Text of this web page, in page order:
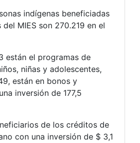
indígenas beneficiadas
MIES son 270.219 en el
están el programas de
niñas y adolescentes,
están en bonos y
inversión de 177,5
de los créditos de
con una inversión de $ 3,1